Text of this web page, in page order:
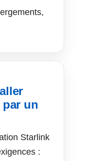
un
Starlink
: